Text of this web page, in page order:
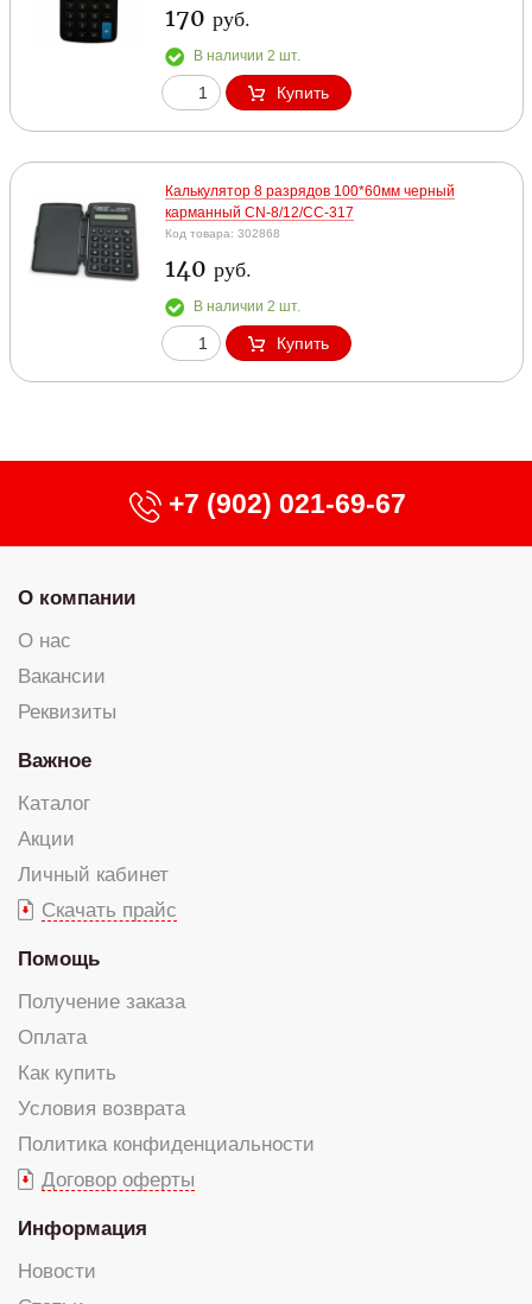
170 руб.
В наличии 2 шт.
Купить
Калькулятор 8 разрядов 100*60мм черный
карманный CN-8/12/СС-317
Код товара: 302868
140 руб.
В наличии 2 шт.
Купить
+7 (902) 021-69-67
О компании
О нас
Вакансии
Реквизиты
Важное
Каталог
Акции
Личный кабинет
Скачать прайс
Помощь
Получение заказа
Оплата
Как купить
Условия возврата
Политика конфиденциальности
Договор оферты
Информация
Новости